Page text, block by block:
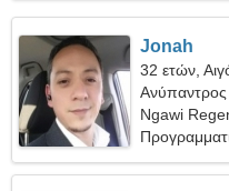
Jonah
32 ετών,
Ανύπαντρος
Ngawi